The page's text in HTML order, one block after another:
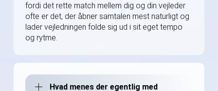
fordi det rette match mellem dig og din vejleder
ofte er det, der åbner samtalen mest naturligt og
lader vejledningen folde sig ud i sit eget tempo
og rytme.
Hvad menes der egentlig med